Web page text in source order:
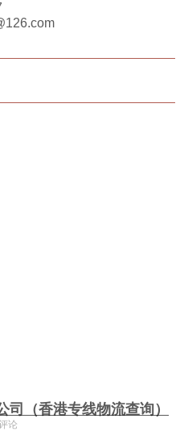
司（香港专线物流查询）
论